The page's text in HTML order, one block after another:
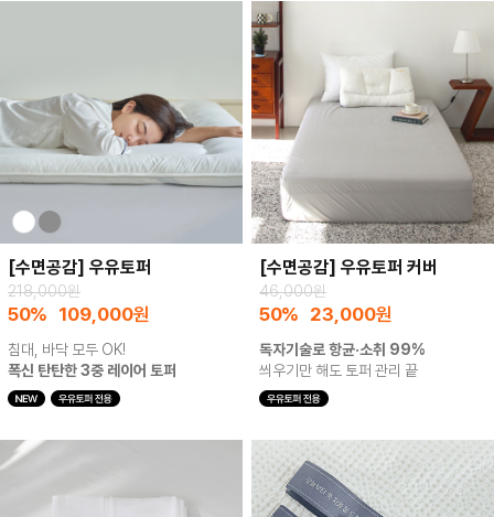
[수면공감] 우유토퍼
218,000원
50% 109,000원
침대, 바닥 모두 OK!
폭신 탄탄한 3중 레이어 토퍼
[수면공감] 우유토퍼 커버
46,000원
50% 23,000원
독자기술로 항균·소취 99%
씌우기만 해도 토퍼 관리 끝